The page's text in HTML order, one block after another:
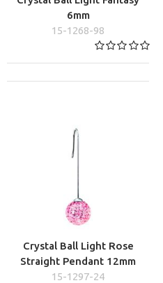
6mm
15-1268-98
Crystal Ball Light Rose
Straight Pendant 12mm
15-1297-24